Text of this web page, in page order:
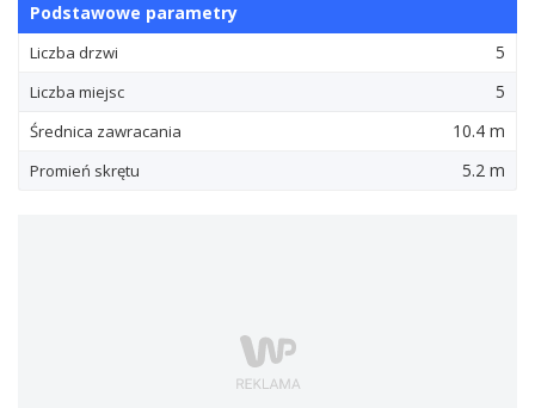
Podstawowe parametry
Liczba drzwi 5
Liczba miejsc 5
Średnica zawracania 10.4 m
Promień skrętu 5.2 m